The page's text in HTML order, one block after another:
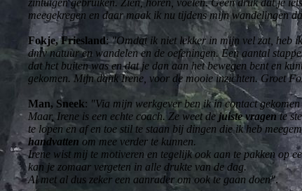
zintuigen gebruiken. Zien, horen, voelen. Geen druk dat je
meegekregen en daar maak ik nu tijdens mijn wandelingen
Fokje, Friesland:"Omdat ik niet lekker in mijn vel zat, heb
dmv natuur en wandelen en de oefeningen. Een aantal
dat het buiten was en dat je dan aan het bewegen bent en
gekomen. Mijn dank Irene, voor de mooie inzichten. Groet
Man, Sneek: "Via mijn werkgever ben ik in contact
Maar, Irene is een echte coach. Ze weet dejuiste vragente
te lopen en af en toe stil te staan bij dingen die ik heb
handvatten om mee verder te kunnen.
Irene wist mij te motiveren en tegelijk ook aan te pakken op
kan je zomaar vergeten in alle drukte van de dag.
Al met al dus zeker een aanrader om ook te gaan doen".